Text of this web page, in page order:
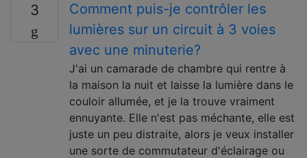
3
Comment puis-je contrôler les
lumières sur un circuit à 3 voies
avec une minuterie?
J'ai un camarade de chambre qui rentre à
la maison la nuit et laisse la lumière dans le
couloir allumée, et je la trouve vraiment
ennuyante. Elle n'est pas méchante, elle est
juste un peu distraite, alors je veux installer
une sorte de commutateur d'éclairage ou